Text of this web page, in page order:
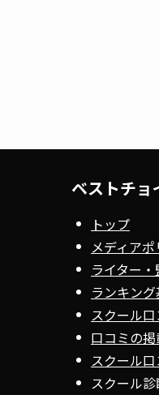
ベストチョ
トップ
メディアポ
ライター
ランキン
スクール
口コミの
スクール
スクール